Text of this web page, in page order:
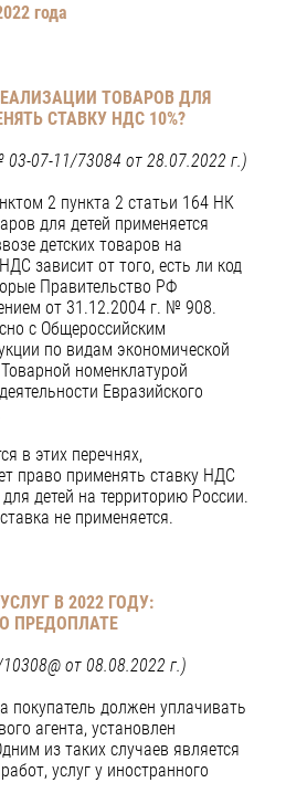
года
ТОВАРОВ ДЛЯ
СТАВКУ НДС 10%?
07-11/73084 от 28.07.2022 г.)
2 пункта 2 статьи 164 НК
для детей применяется
детских товаров на
зависит от того, есть ли код
Правительство РФ
от 31.12.2004 г. № 908.
с Общероссийским
по видам экономической
номенклатурой
Евразийского
в этих перечнях,
право применять ставку НДС
детей на территорию России.
не применяется.
В 2022 ГОДУ:
ПРЕДОПЛАТЕ
от 08.08.2022 г.)
покупатель должен уплачивать
агента, установлен
из таких случаев является
услуг у иностранного